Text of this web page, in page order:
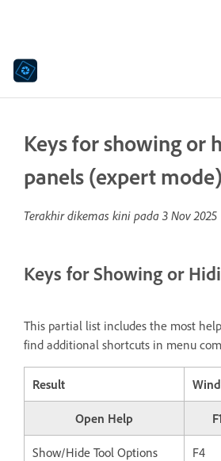
Keys for showing or
panels (expert mode)
Terakhir dikemas kini pada 3 Nov 2025
Keys for Showing or
This partial list includes the most
find additional shortcuts in menu
Result
Open Help F1
Show/Hide Tool Options F4